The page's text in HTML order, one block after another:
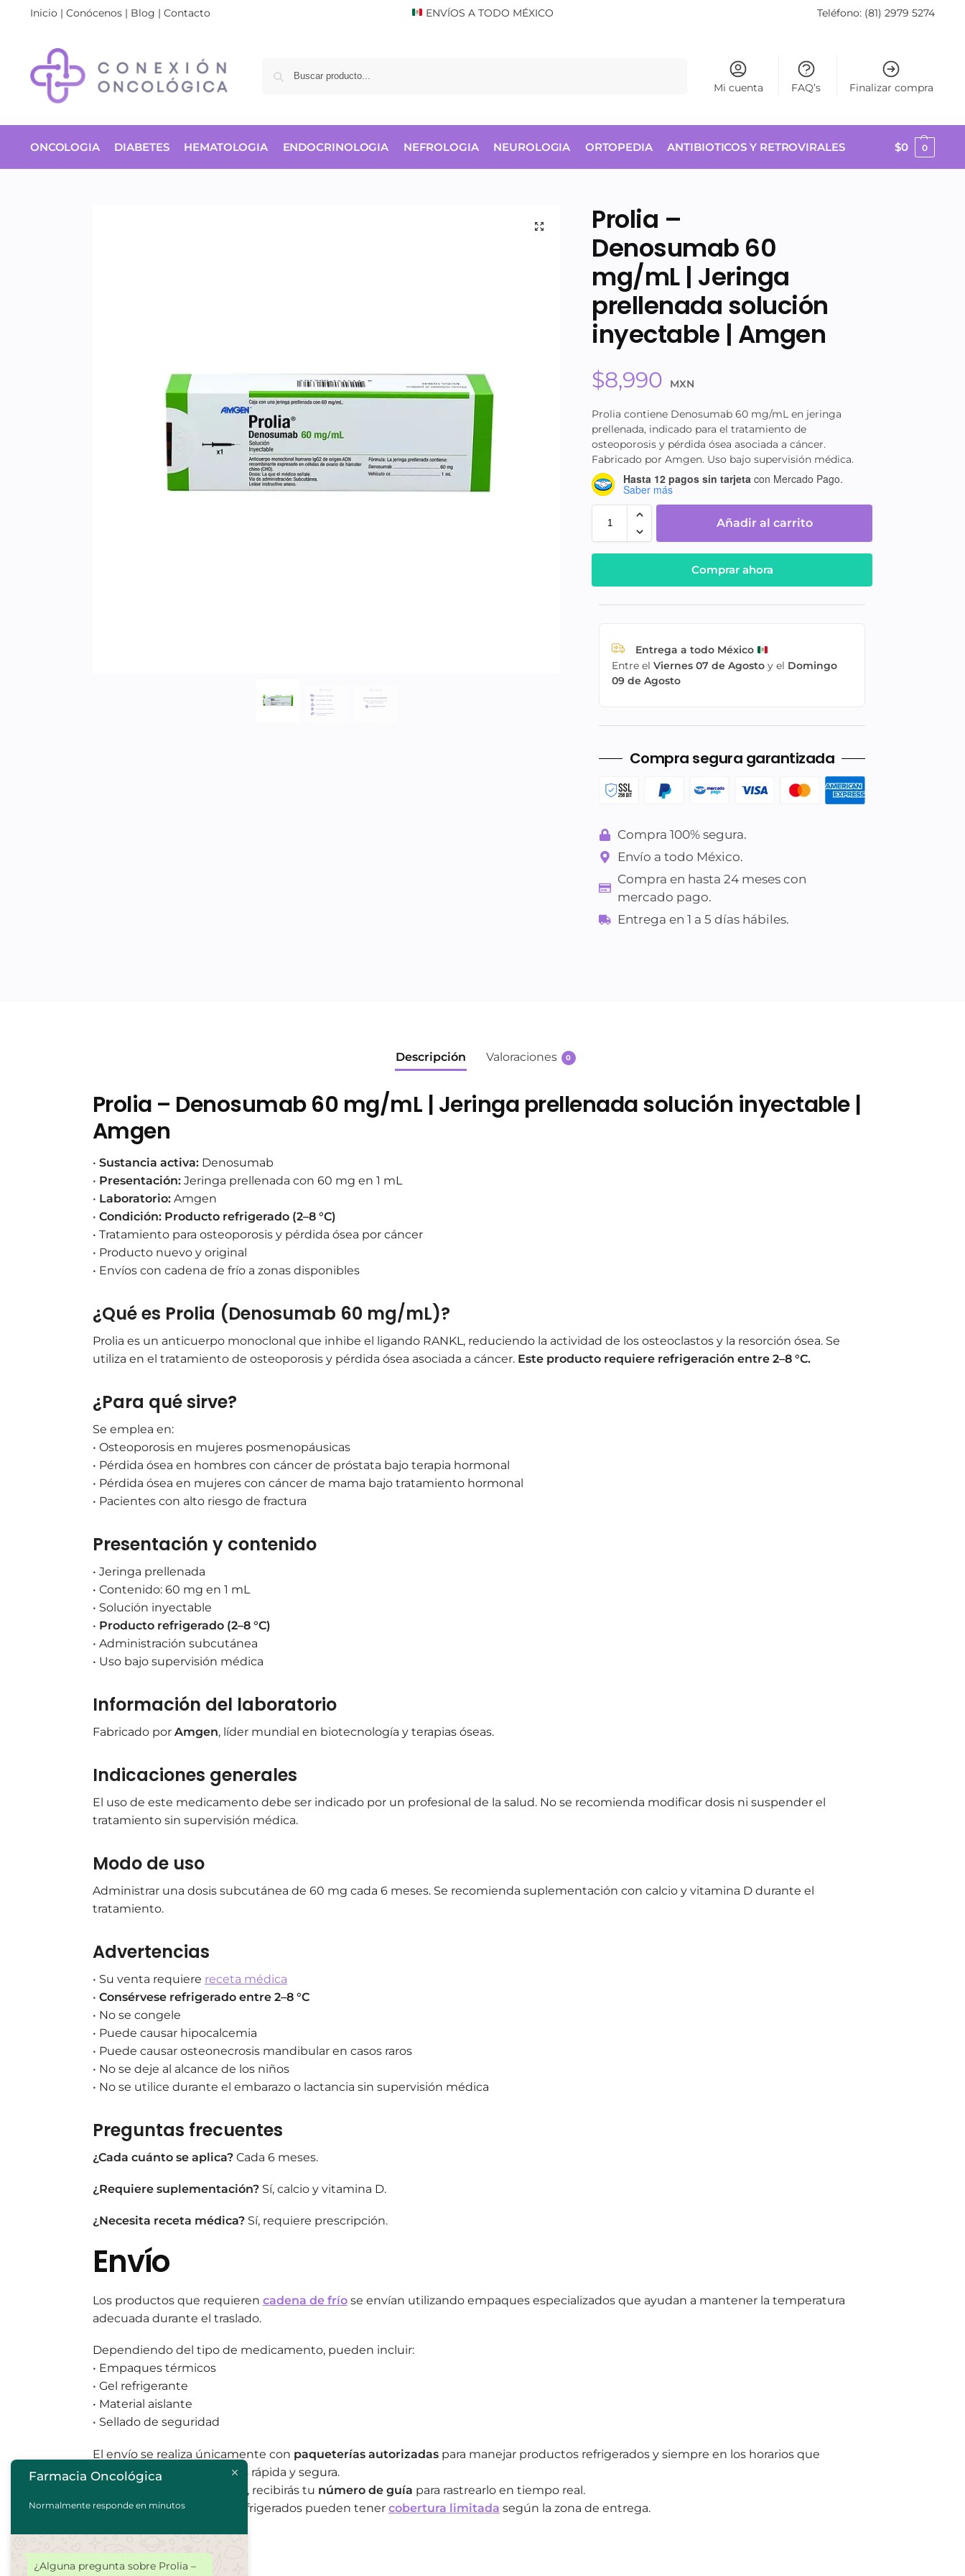
Inicio | Conócenos| Blog | Contacto ENVÍOS A TODO MÉXICO Teléfono: (81) 2979 5274
Mi cuenta FAQ’s Finalizar compra
ONCOLOGIA DIABETES HEMATOLOGIA ENDOCRINOLOGIA NEFROLOGIA NEUROLOGIA ORTOPEDIA ANTIBIOTICOS Y RETROVIRALES $0 0
Prolia –
Denosumab 60
mg/mL | Jeringa
prellenada solución
inyectable | Amgen
$8,990 MXN
Prolia contiene Denosumab 60 mg/mL en jeringa
prellenada, indicado para el tratamiento de
osteoporosis y pérdida ósea asociada a cáncer.
Fabricado por Amgen. Uso bajo supervisión médica.
Hasta 12 pagos sin tarjeta con Mercado Pago.
Saber más
Añadir al carrito
Comprar ahora
Entrega a todo México
Entre elViernes 07 de Agosto y el Domingo
09 de Agosto
Compra segura garantizada
Compra 100% segura.
Envío a todo México.
Compra en hasta 24 meses con
mercado pago.
Entrega en 1 a 5 días hábiles.
Descripción Valoraciones 0
Prolia – Denosumab 60 mg/mL | Jeringa prellenada solución inyectable |
Amgen
• Sustancia activa:Denosumab
• Presentación:Jeringa prellenada con 60 mg en 1 mL
• Laboratorio:Amgen
• Condición: Producto refrigerado (2–8 °C)
• Tratamiento para osteoporosis y pérdida ósea por cáncer
• Producto nuevo y original
• Envíos con cadena de frío a zonas disponibles
¿Qué es Prolia (Denosumab 60 mg/mL)?
Prolia es un anticuerpo monoclonal que inhibe el ligando RANKL, reduciendo la actividad de los osteoclastos y la resorción ósea. Se
utiliza en el tratamiento de osteoporosis y pérdida ósea asociada a cáncer. Este producto requiere refrigeración entre 2–8 °C.
¿Para qué sirve?
Se emplea en:
• Osteoporosis en mujeres posmenopáusicas
• Pérdida ósea en hombres con cáncer de próstata bajo terapia hormonal
• Pérdida ósea en mujeres con cáncer de mama bajo tratamiento hormonal
• Pacientes con alto riesgo de fractura
Presentación y contenido
• Jeringa prellenada
• Contenido: 60 mg en 1 mL
• Solución inyectable
• Producto refrigerado (2–8 °C)
• Administración subcutánea
• Uso bajo supervisión médica
Información del laboratorio
Fabricado por Amgen, líder mundial en biotecnología y terapias óseas.
Indicaciones generales
El uso de este medicamento debe ser indicado por un profesional de la salud. No se recomienda modificar dosis ni suspender el
tratamiento sin supervisión médica.
Modo de uso
Administrar una dosis subcutánea de 60 mg cada 6 meses. Se recomienda suplementación con calcio y vitamina D durante el
tratamiento.
Advertencias
• Su venta requiere receta médica
• Consérvese refrigerado entre 2–8 °C
• No se congele
• Puede causar hipocalcemia
• Puede causar osteonecrosis mandibular en casos raros
• No se deje al alcance de los niños
• No se utilice durante el embarazo o lactancia sin supervisión médica
Preguntas frecuentes
¿Cada cuánto se aplica?Cada 6 meses.
¿Requiere suplementación?Sí, calcio y vitamina D.
¿Necesita receta médica?Sí, requiere prescripción.
Envío
Los productos que requieren cadena de fríose envían utilizando empaques especializados que ayudan a mantener la temperatura
adecuada durante el traslado.
Dependiendo del tipo de medicamento, pueden incluir:
• Empaques térmicos
• Gel refrigerante
• Material aislante
• Sellado de seguridad
El envío se realiza únicamente con paqueterías autorizadaspara manejar productos refrigerados y siempre en los horarios que
permiten una entrega más rápida y segura.
Una vez enviado tu pedido, recibirás tu número de guía para rastrearlo en tiempo real.
Algunos medicamentos refrigerados pueden tener cobertura limitada según la zona de entrega.
Farmacia Oncológica
Normalmente responde en minutos
¿Alguna pregunta sobre Prolia –